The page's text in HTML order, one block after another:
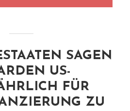
SAGEN
US-
FÜR
ZU